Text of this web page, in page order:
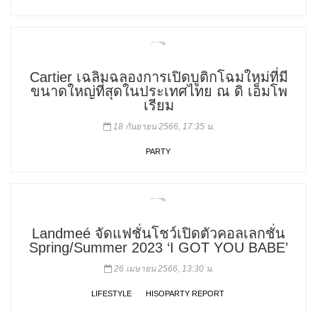
Cartier เฉลิมฉลองการเปิดบูติกโฉมใหม่ที่มี
ขนาดใหญ่ที่สุดในประเทศไทย ณ ดิ เอ็มโพ
เรียม
18 กันยายน 2566, 17:35 น.
PARTY
Landmeé จัดแฟชั่นโชว์เปิดตัวคอลเลกชั่น
Spring/Summer 2023 ‘I GOT YOU BABE’
26 เมษายน 2566, 13:30 น.
LIFESTYLE HISOPARTY REPORT